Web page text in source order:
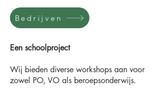
Bedrijven
Een schoolproject
Wij bieden diverse workshops aan voor
zowel PO, VO als beroepsonderwijs.